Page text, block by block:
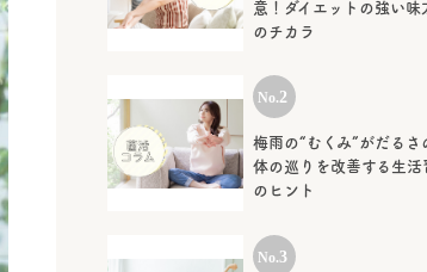
意！ダイエットの強い味
のチカラ
梅雨の“むくみ”がだる
体の巡りを改善する生
のヒント